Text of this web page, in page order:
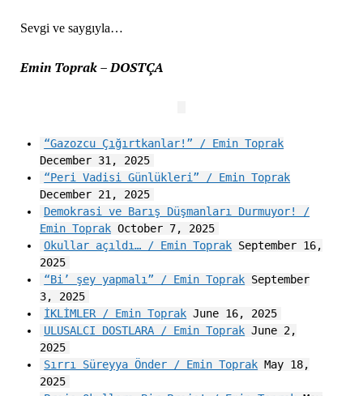
Sevgi ve saygıyla…
Emin Toprak – DOSTÇA
“Gazozcu Çığırtkanlar!” / Emin Toprak
December 31, 2025
“Peri Vadisi Günlükleri” / Emin Toprak
December 21, 2025
Demokrasi ve Barış Düşmanları Durmuyor! /
Emin ToprakOctober 7, 2025
Okullar açıldı… / Emin Toprak September 16,
2025
“Bi’ şey yapmalı” / Emin Toprak September
3, 2025
İKLİMLER / Emin Toprak June 16, 2025
ULUSALCI DOSTLARA / Emin Toprak June 2,
2025
Sırrı Süreyya Önder / Emin Toprak May 18,
2025